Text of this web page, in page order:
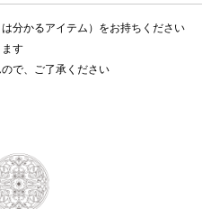
分かるアイテム）をお持ちください
す
で、ご了承ください